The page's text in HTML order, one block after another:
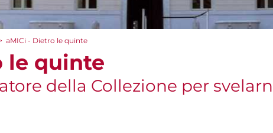
aMICi - Dietro le quinte
le quinte
della Collezione per